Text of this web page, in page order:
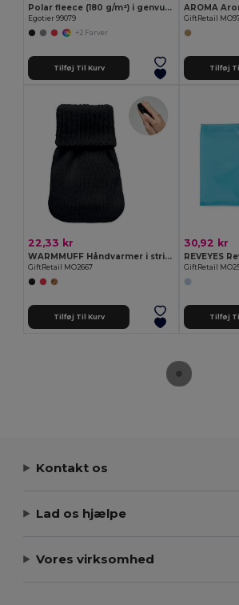
Polar fleece (180 g/m²) i genvundet polyester (100% rPET)
Egotier 99079
+2 Farver
Tilføj Til Kurv
AROMA
GiftRetail
Tilføj
22,33 kr
WARMMUFF Håndvarmer i strikket polyester
GiftRetail MO2667
Tilføj Til Kurv
30,92 kr
GiftRetail
Tilføj
Kontakt os
Lad os hjælpe
Vores virksomhed